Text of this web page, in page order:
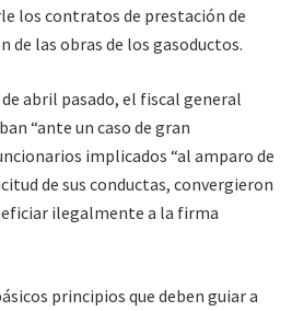
los contratos de prestación de
de las obras de los gasoductos.
de abril pasado, el fiscal general
“ante un caso de gran
implicados “al amparo de
de sus conductas, convergieron
ilegalmente a la firma
principios que deben guiar a